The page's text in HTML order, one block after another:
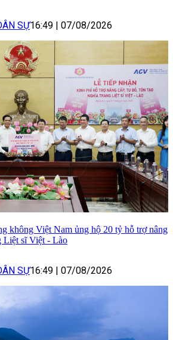
SỰ16:49 07/08/2026
không Việt Nam ủng hộ 20 tỷ hỗ trợ nâng
Liệt sĩ Việt - Lào
SỰ16:49 07/08/2026